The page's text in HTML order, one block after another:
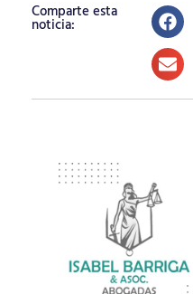
Comparte esta
noticia: